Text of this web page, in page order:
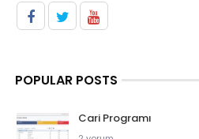
POPULAR POSTS
Cari Programı